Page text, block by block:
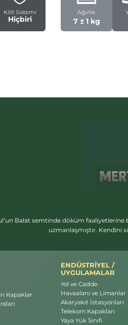
Kilit Sistemi
Hiçbiri
Ağırlık
7 ± 1 kg
Balat semtinde döküm
uzmanlaşmıştır.
Kapaklar
ENDÜSTRİYEL /
UYGULAMALAR
Yol ve Cadde
Havaalanı ve Limanlar
Akaryakıt İstasyonları
Telekom Kapakları
Yaya Yük Sınıfı